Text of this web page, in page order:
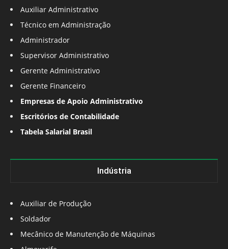
Auxiliar Administrativo
Técnico em Administração
Administrador
Supervisor Administrativo
Gerente Administrativo
Gerente Financeiro
Empresas de Apoio Administrativo
Escritórios de Contabilidade
Tabela Salarial Brasil
Indústria
Auxiliar de Produção
Soldador
Mecânico de Manutenção de Máquinas